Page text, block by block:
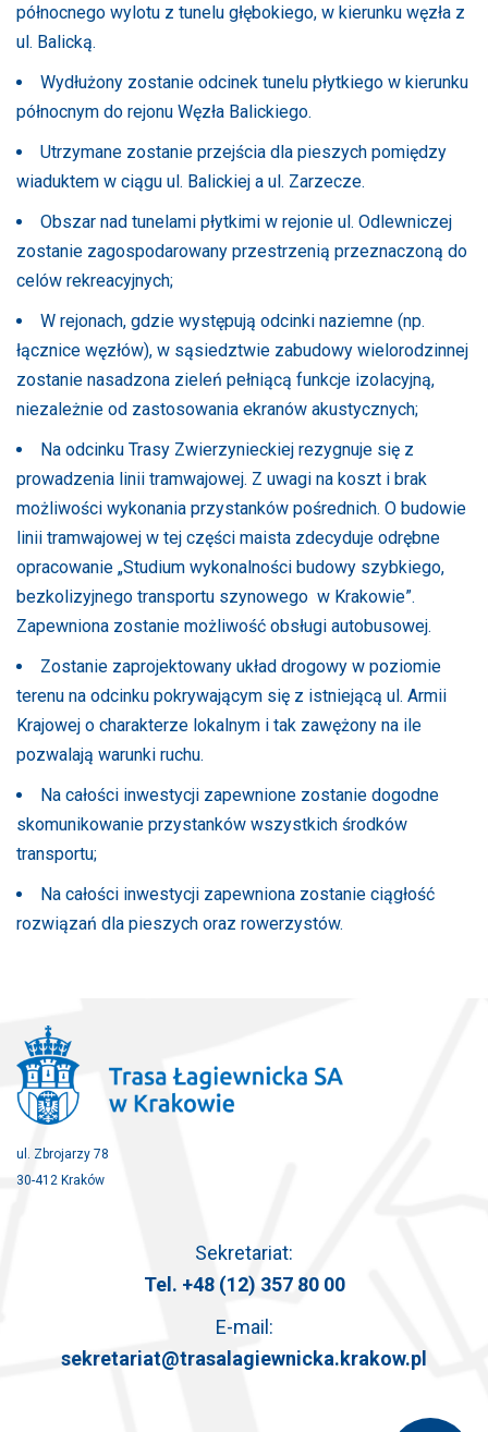
północnego wylotu z tunelu głębokiego, w kierunku węzła z
ul. Balicką.
Wydłużony zostanie odcinek tunelu płytkiego w kierunku
północnym do rejonu Węzła Balickiego.
Utrzymane zostanie przejścia dla pieszych pomiędzy
wiaduktem w ciągu ul. Balickiej a ul. Zarzecze.
Obszar nad tunelami płytkimi w rejonie ul. Odlewniczej
zostanie zagospodarowany przestrzenią przeznaczoną do
celów rekreacyjnych;
W rejonach, gdzie występują odcinki naziemne (np.
łącznice węzłów), w sąsiedztwie zabudowy wielorodzinnej
zostanie nasadzona zieleń pełniącą funkcje izolacyjną,
niezależnie od zastosowania ekranów akustycznych;
Na odcinku Trasy Zwierzynieckiej rezygnuje się z
prowadzenia linii tramwajowej. Z uwagi na koszt i brak
możliwości wykonania przystanków pośrednich. O budowie
linii tramwajowej w tej części maista zdecyduje odrębne
opracowanie „Studium wykonalności budowy szybkiego,
bezkolizyjnego transportu szynowego w Krakowie”.
Zapewniona zostanie możliwość obsługi autobusowej.
Zostanie zaprojektowany układ drogowy w poziomie
terenu na odcinku pokrywającym się z istniejącą ul. Armii
Krajowej o charakterze lokalnym i tak zawężony na ile
pozwalają warunki ruchu.
Na całości inwestycji zapewnione zostanie dogodne
skomunikowanie przystanków wszystkich środków
transportu;
Na całości inwestycji zapewniona zostanie ciągłość
rozwiązań dla pieszych oraz rowerzystów.
ul. Zbrojarzy 78
30-412 Kraków
Sekretariat:
Tel. +48 (12) 357 80 00
E-mail:
sekretariat@trasalagiewnicka.krakow.pl